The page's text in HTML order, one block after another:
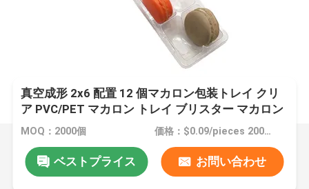
真空成形 2x6 配置 12 個マカロン包装トレイ クリ
ア PVC/PET マカロン トレイ ブリスター マカロン
パック ボックス/トレイ
MOQ：2000個 価格：$0.09/pieces 2000-49999 pieces
ベストプライス お問い合わせ